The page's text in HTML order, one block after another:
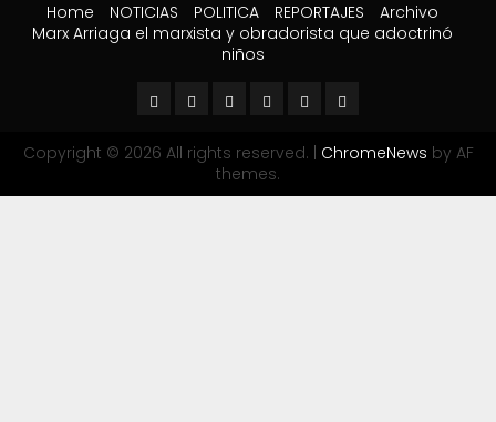
Home NOTICIAS POLITICA REPORTAJES
Archivo
Marx Arriaga el marxista y obradorista que adoctrinó
niños
Copyright © 2026 All rights reserved. ChromeNews by AF
themes.